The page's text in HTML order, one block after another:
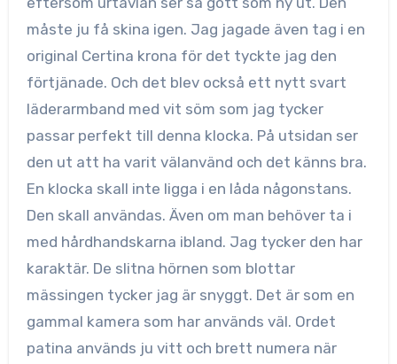
måste ju få skina igen. Jag jagade även tag i en
original Certina krona för det tyckte jag den
förtjänade. Och det blev också ett nytt svart
läderarmband med vit söm som jag tycker
passar perfekt till denna klocka. På utsidan ser
den ut att ha varit välanvänd och det känns bra.
En klocka skall inte ligga i en låda någonstans.
Den skall användas. Även om man behöver ta i
med hårdhandskarna ibland. Jag tycker den har
karaktär. De slitna hörnen som blottar
mässingen tycker jag är snyggt. Det är som en
gammal kamera som har används väl. Ordet
patina används ju vitt och brett numera när